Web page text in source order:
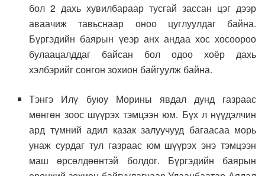
бол 2 дахь хувилбараар тусгай зассан цэг дээр
аваачиж тавьснаар оноо цуглуулдаг байна.
Бүргэдийн баярын үеэр анх андаа хос хосоороо
булаацалддаг байсан бол одоо хоёр дахь
хэлбэрийг сонгон зохион байгуулж байна.
Тэнгэ Илү буюу Морины явдал дунд газраас
мөнгөн зоос шүүрэх тэмцээн юм. Бүх л нүүдэлчин
ард түмний адил казак залуучууд багаасаа морь
унаж сурдаг тул газраас юм шүүрэх энэ тэмцээн
маш өрсөлдөөнтэй болдог. Бүргэдийн баярын